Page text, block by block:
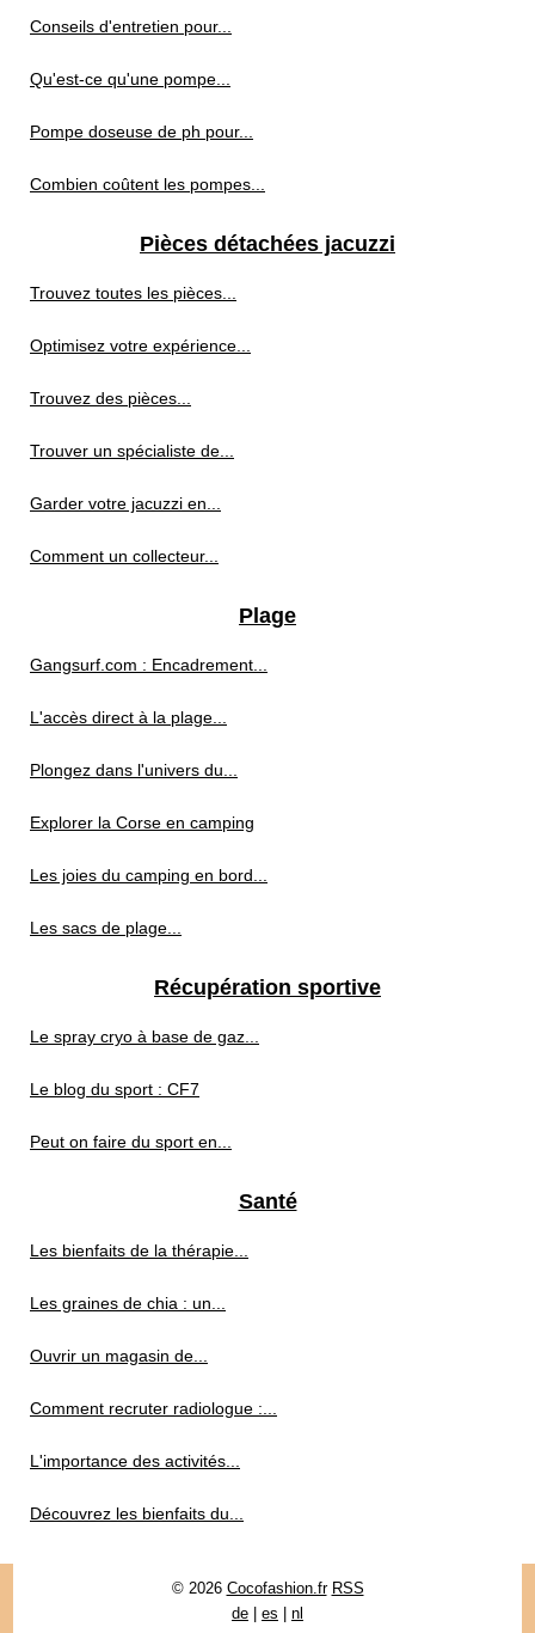
Conseils d'entretien pour...
Qu'est-ce qu'une pompe...
Pompe doseuse de ph pour...
Combien coûtent les pompes...
Pièces détachées jacuzzi
Trouvez toutes les pièces...
Optimisez votre expérience...
Trouvez des pièces...
Trouver un spécialiste de...
Garder votre jacuzzi en...
Comment un collecteur...
Plage
Gangsurf.com : Encadrement...
L'accès direct à la plage...
Plongez dans l'univers du...
Explorer la Corse en camping
Les joies du camping en bord...
Les sacs de plage...
Récupération sportive
Le spray cryo à base de gaz...
Le blog du sport : CF7
Peut on faire du sport en...
Santé
Les bienfaits de la thérapie...
Les graines de chia : un...
Ouvrir un magasin de...
Comment recruter radiologue :...
L'importance des activités...
Découvrez les bienfaits du...
© 2026 Cocofashion.fr RSS
de
es nl